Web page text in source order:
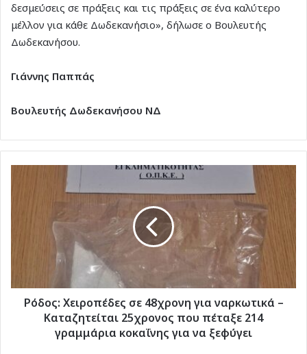
δεσμεύσεις σε πράξεις και τις πράξεις σε ένα καλύτερο
μέλλον για κάθε Δωδεκανήσιο», δήλωσε ο Βουλευτής
Δωδεκανήσου.
Γιάννης Παππάς
Βουλευτής Δωδεκανήσου ΝΔ
ναρκωτικά
25χρονος
πουΡόδος: Χειροπέδες σε 48χρονη για ναρκωτικά –
Καταζητείται 25χρονος που πέταξε 214
γραμμάρια κοκαΐνης για να ξεφύγει